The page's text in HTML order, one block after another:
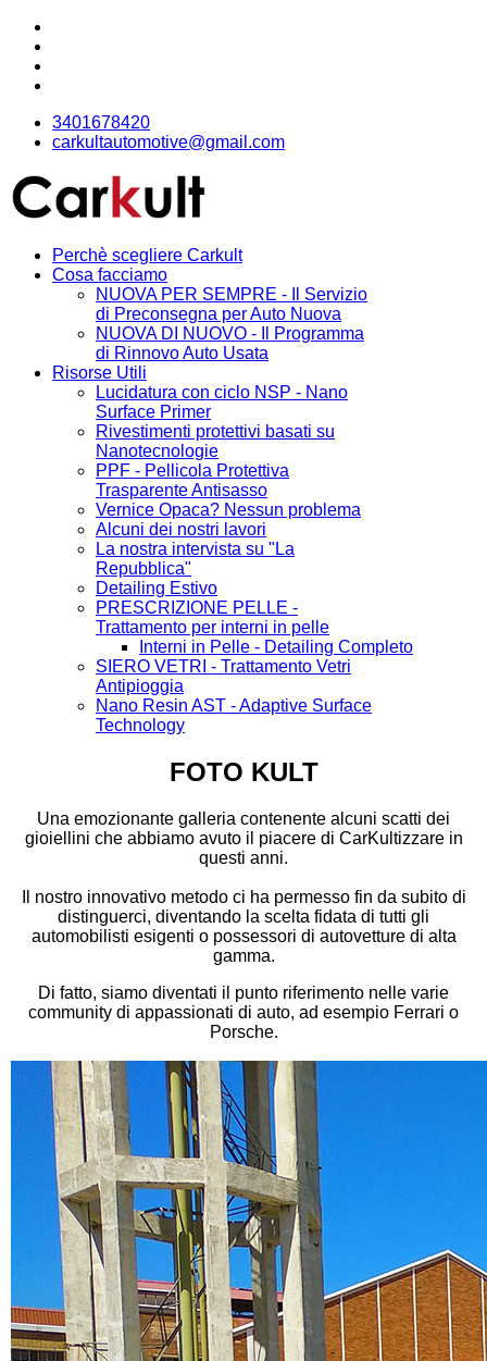
3401678420
carkultautomotive@gmail.com
Perchè scegliere Carkult
Cosa facciamo
NUOVA PER SEMPRE - Il Servizio
di Preconsegna per Auto Nuova
NUOVA DI NUOVO - Il Programma
di Rinnovo Auto Usata
Risorse Utili
Lucidatura con ciclo NSP - Nano
Surface Primer
Rivestimenti protettivi basati su
Nanotecnologie
PPF - Pellicola Protettiva
Trasparente Antisasso
Vernice Opaca? Nessun problema
Alcuni dei nostri lavori
La nostra intervista su "La
Repubblica"
Detailing Estivo
PRESCRIZIONE PELLE -
Trattamento per interni in pelle
Interni in Pelle - Detailing Completo
SIERO VETRI - Trattamento Vetri
Antipioggia
Nano Resin AST - Adaptive Surface
Technology
FOTO KULT
Una emozionante galleria contenente alcuni scatti dei
gioiellini che abbiamo avuto il piacere di CarKultizzare in
questi anni.
Il nostro innovativo metodo ci ha permesso fin da subito di
distinguerci, diventando la scelta fidata di tutti gli
automobilisti esigenti o possessori di autovetture di alta
gamma.
Di fatto, siamo diventati il punto riferimento nelle varie
community di appassionati di auto, ad esempio Ferrari o
Porsche.